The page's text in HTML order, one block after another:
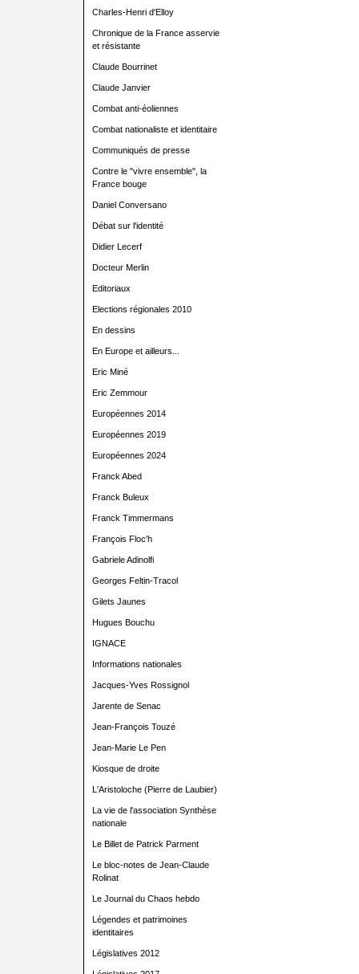
Charles-Henri d'Elloy
Chronique de la France asservie
et résistante
Claude Bourrinet
Claude Janvier
Combat anti-éoliennes
Combat nationaliste et identitaire
Communiqués de presse
Contre le "vivre ensemble", la
France bouge
Daniel Conversano
Débat sur l'identité
Didier Lecerf
Docteur Merlin
Editoriaux
Elections régionales 2010
En dessins
En Europe et ailleurs...
Eric Miné
Eric Zemmour
Européennes 2014
Européennes 2019
Européennes 2024
Franck Abed
Franck Buleux
Franck Timmermans
François Floc'h
Gabriele Adinolfi
Georges Feltin-Tracol
Gilets Jaunes
Hugues Bouchu
IGNACE
Informations nationales
Jacques-Yves Rossignol
Jarente de Senac
Jean-François Touzé
Jean-Marie Le Pen
Kiosque de droite
L'Aristoloche (Pierre de Laubier)
La vie de l'association Synthèse
nationale
Le Billet de Patrick Parment
Le bloc-notes de Jean-Claude
Rolinat
Le Journal du Chaos hebdo
Légendes et patrimoines
identitaires
Législatives 2012